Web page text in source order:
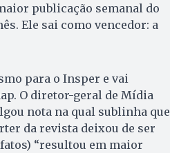
publicação semanal do
Ele sai como vencedor: a
para o Insper e vai
O diretor-geral de Mídia
nota na qual sublinha que
da revista deixou de ser
“resultou em maior